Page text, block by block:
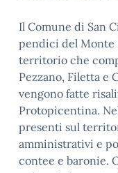
Il Comune di San
pendici del Monte
territorio che
Pezzano, Filetta e
vengono fatte
Protopicentina.
presenti sul
amministrativi e
contee e baronie.